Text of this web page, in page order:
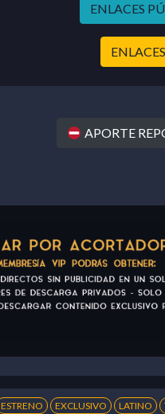
ENLACES
APORTE
ESTRENO EXCLUSIVO LATINO